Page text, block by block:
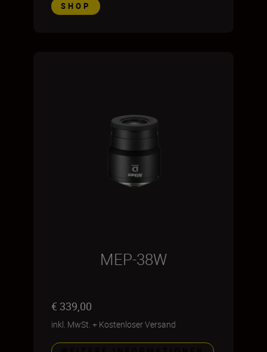
SHOP
MEP-38W
€ 339,00
inkl. MwSt. + Kostenloser Versand